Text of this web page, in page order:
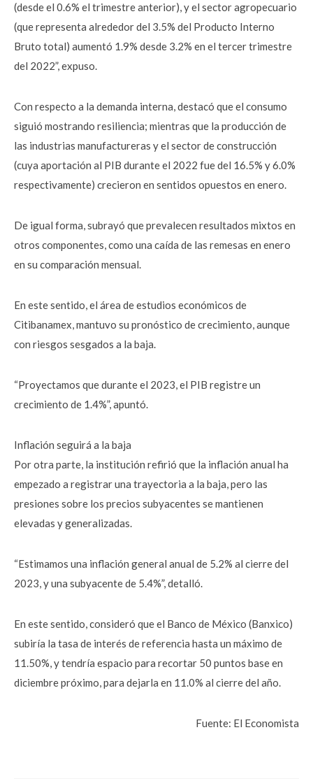
(desde el 0.6% el trimestre anterior), y el sector agropecuario
(que representa alrededor del 3.5% del Producto Interno
Bruto total) aumentó 1.9% desde 3.2% en el tercer trimestre
del 2022”, expuso.
Con respecto a la demanda interna, destacó que el consumo
siguió mostrando resiliencia; mientras que la producción de
las industrias manufactureras y el sector de construcción
(cuya aportación al PIB durante el 2022 fue del 16.5% y 6.0%
respectivamente) crecieron en sentidos opuestos en enero.
De igual forma, subrayó que prevalecen resultados mixtos en
otros componentes, como una caída de las remesas en enero
en su comparación mensual.
En este sentido, el área de estudios económicos de
Citibanamex, mantuvo su pronóstico de crecimiento, aunque
con riesgos sesgados a la baja.
“Proyectamos que durante el 2023, el PIB registre un
crecimiento de 1.4%”, apuntó.
Inflación seguirá a la baja
Por otra parte, la institución refirió que la inflación anual ha
empezado a registrar una trayectoria a la baja, pero las
presiones sobre los precios subyacentes se mantienen
elevadas y generalizadas.
“Estimamos una inflación general anual de 5.2% al cierre del
2023, y una subyacente de 5.4%”, detalló.
En este sentido, consideró que el Banco de México (Banxico)
subiría la tasa de interés de referencia hasta un máximo de
11.50%, y tendría espacio para recortar 50 puntos base en
diciembre próximo, para dejarla en 11.0% al cierre del año.
Fuente: El Economista